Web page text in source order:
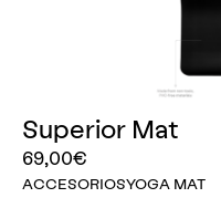
Superior Mat
ACCESORIOSYOGA MAT
69,00€